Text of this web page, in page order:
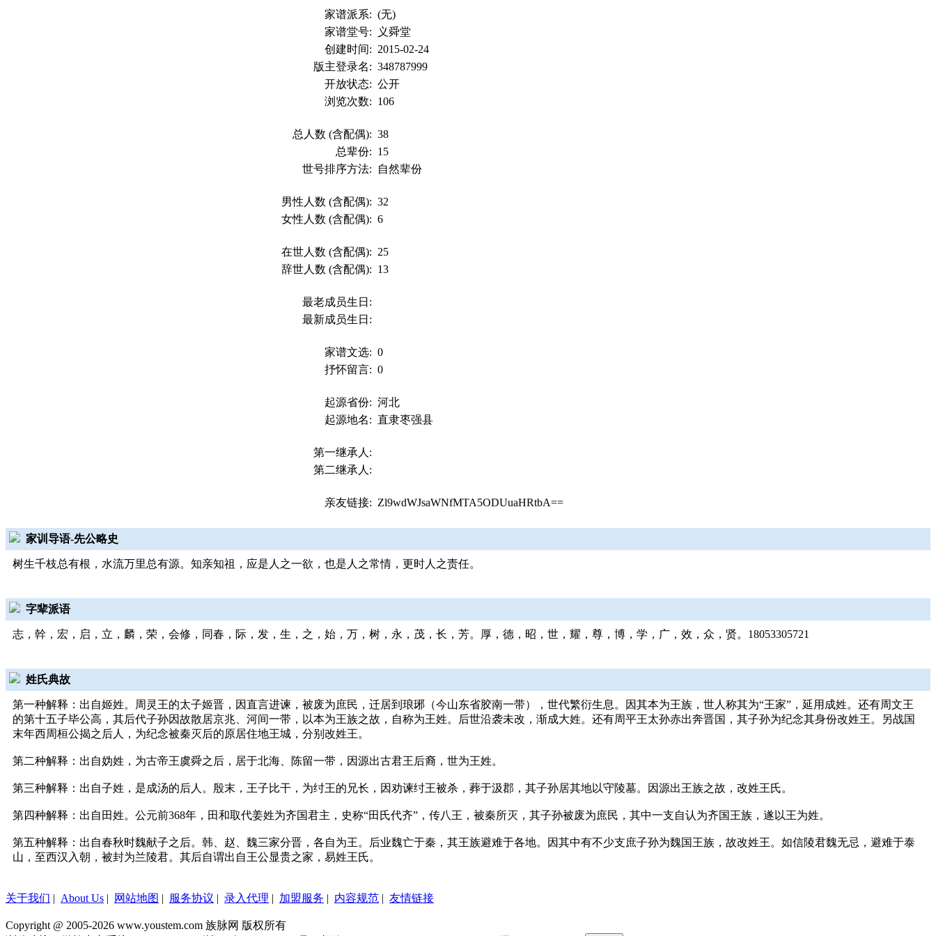
家谱派系: (无)
家谱堂号:
义舜堂
创建时间: 2015-02-24
版主登录名: 348787999
开放状态: 公开
浏览次数: 106
总人数 (含配偶): 38
总辈份: 15
世号排序方法:
自然辈份
男性人数 (含配偶): 32
女性人数 (含配偶): 6
在世人数 (含配偶): 25
辞世人数 (含配偶): 13
最老成员生日:
最新成员生日:
家谱文选: 0
抒怀留言: 0
起源省份: 河北
起源地名: 直隶枣强县
第一继承人:
第二继承人:
亲友链接: Zl9wdWJsaWNfMTA5ODUuaHRtbA==
家训导语-先公略史
树生千枝总有根，水流万里总有源。知亲知祖，应是人之一欲，也是人之常情，更时人之责任。
字辈派语
志，幹，宏，启，立，麟，荣，会修，同春，际，发，生，之，始，万，树，永，茂，长，芳。厚，德，昭，世，耀，尊，博，学，广，效，众，贤。18053305721
姓氏典故
第一种解释：出自姬姓。周灵王的太子姬晋，因直言进谏，被废为庶民，迁居到琅琊（今山东省胶南一带），世代繁衍生息。因其本为王族，世人称其为“王家”，延用成姓。还有周文王
的第十五子毕公高，其后代子孙因故散居京兆、河间一带，以本为王族之故，自称为王姓。后世沿袭未改，渐成大姓。还有周平王太孙赤出奔晋国，其子孙为纪念其身份改姓王。另战国
末年西周桓公揭之后人，为纪念被秦灭后的原居住地王城，分别改姓王。
第二种解释：出自妫姓，为古帝王虞舜之后，居于北海、陈留一带，因源出古君王后裔，世为王姓。
第三种解释：出自子姓，是成汤的后人。殷末，王子比干，为纣王的兄长，因劝谏纣王被杀，葬于汲郡，其子孙居其地以守陵墓。因源出王族之故，改姓王氏。
第四种解释：出自田姓。公元前368年，田和取代姜姓为齐国君主，史称“田氏代齐”，传八王，被秦所灭，其子孙被废为庶民，其中一支自认为齐国王族，遂以王为姓。
第五种解释：出自春秋时魏献子之后。韩、赵、魏三家分晋，各自为王。后业魏亡于秦，其王族避难于各地。因其中有不少支庶子孙为魏国王族，故改姓王。如信陵君魏无忌，避难于泰
山，至西汉入朝，被封为兰陵君。其后自谓出自王公显贵之家，易姓王氏。
关于我们 | About Us | 网站地图 | 服务协议 | 录入代理 | 加盟服务 | 内容规范 | 友情链接
Copyright @ 2005-2026 www.youstem.com 族脉网 版权所有